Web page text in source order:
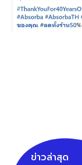
ข่าวล่าสุด